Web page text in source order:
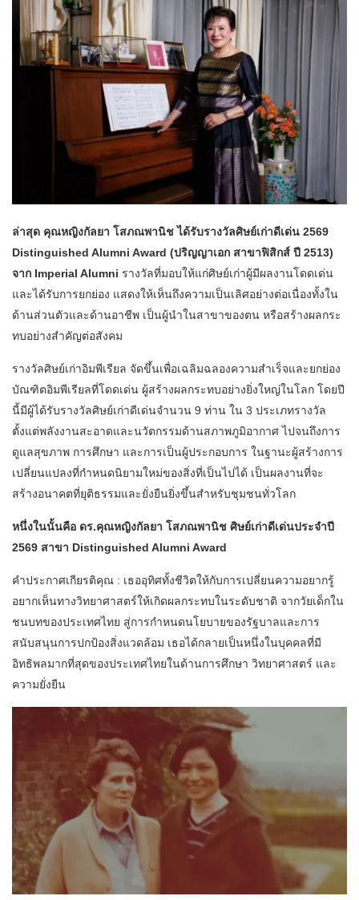
ล่าสุด คุณหญิงกัลยา โสภณพานิช ได้รับรางวัลศิษย์เก่าดีเด่น 2569
Distinguished Alumni Award (ปริญญาเอก สาขาฟิสิกส์ ปี 2513)
จาก Imperial Alumni รางวัลที่มอบให้แก่ศิษย์เก่าผู้มีผลงานโดดเด่น
และได้รับการยกย่อง แสดงให้เห็นถึงความเป็นเลิศอย่างต่อเนื่องทั้งใน
ด้านส่วนตัวและด้านอาชีพ เป็นผู้นำในสาขาของตน หรือสร้างผลกระ
ทบอย่างสำคัญต่อสังคม
รางวัลศิษย์เก่าอิมพีเรียล จัดขึ้นเพื่อเฉลิมฉลองความสำเร็จและยกย่อง
บัณฑิตอิมพีเรียลที่โดดเด่น ผู้สร้างผลกระทบอย่างยิ่งใหญ่ในโลก โดยปี
นี้มีผู้ได้รับรางวัลศิษย์เก่าดีเด่นจำนวน 9 ท่าน ใน 3 ประเภทรางวัล
ตั้งแต่พลังงานสะอาดและนวัตกรรมด้านสภาพภูมิอากาศ ไปจนถึงการ
ดูแลสุขภาพ การศึกษา และการเป็นผู้ประกอบการ ในฐานะผู้สร้างการ
เปลี่ยนแปลงที่กำหนดนิยามใหม่ของสิ่งที่เป็นไปได้ เป็นผลงานที่จะ
สร้างอนาคตที่ยุติธรรมและยั่งยืนยิ่งขึ้นสำหรับชุมชนทั่วโลก
หนึ่งในนั้นคือ ดร.คุณหญิงกัลยา โสภณพานิช ศิษย์เก่าดีเด่นประจำปี
2569 สาขา Distinguished Alumni Award
คำประกาศเกียรติคุณ : เธออุทิศทั้งชีวิตให้กับการเปลี่ยนความอยากรู้
อยากเห็นทางวิทยาศาสตร์ให้เกิดผลกระทบในระดับชาติ จากวัยเด็กใน
ชนบทของประเทศไทย สู่การกำหนดนโยบายของรัฐบาลและการ
สนับสนุนการปกป้องสิ่งแวดล้อม เธอได้กลายเป็นหนึ่งในบุคคลที่มี
อิทธิพลมากที่สุดของประเทศไทยในด้านการศึกษา วิทยาศาสตร์ และ
ความยั่งยืน